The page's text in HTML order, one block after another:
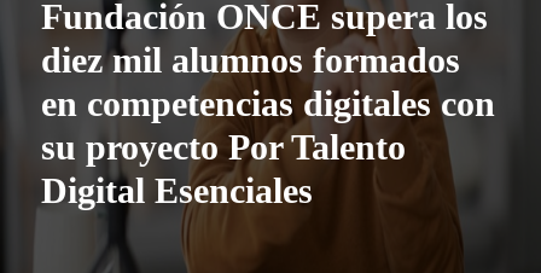
Fundación ONCE supera los
diez mil alumnos formados
en competencias digitales con
su proyecto Por Talento
Digital Esenciales